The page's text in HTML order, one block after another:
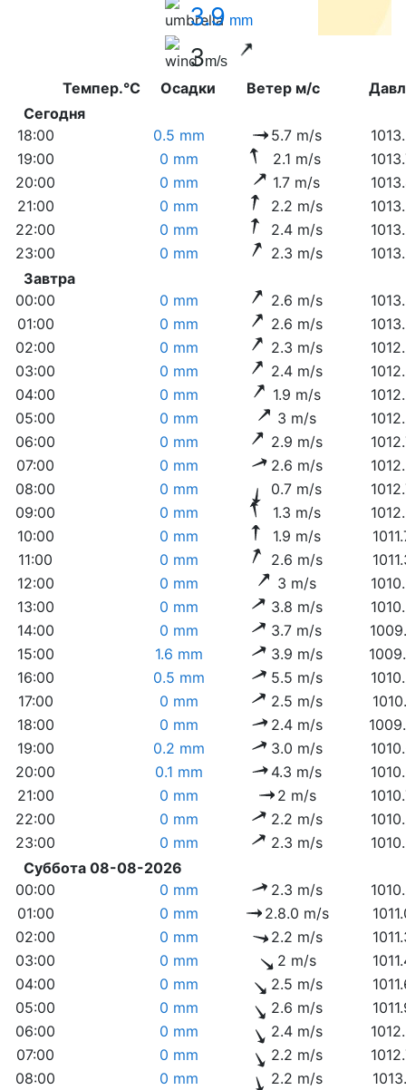
3.9 mm
3m/s
Темпер.°C Осадки Ветер м/с
Сегодня
18:00
0.5 mm 5.7 m/s
19:00
0 mm 2.1 m/s
20:00
0 mm 1.7 m/s
21:00
0 mm 2.2 m/s
22:00
0 mm 2.4 m/s
23:00
0 mm 2.3 m/s
Завтра
00:00
0 mm 2.6 m/s
01:00
0 mm 2.6 m/s
02:00
0 mm 2.3 m/s
03:00
0 mm 2.4 m/s
04:00
0 mm 1.9 m/s
05:00
0 mm 3 m/s
06:00
0 mm 2.9 m/s
07:00
0 mm 2.6 m/s
08:00
0 mm 0.7 m/s
09:00
0 mm 1.3 m/s
10:00
0 mm 1.9 m/s
11:00
0 mm 2.6 m/s
12:00
0 mm 3 m/s
13:00
0 mm 3.8 m/s
14:00
0 mm 3.7 m/s
15:00
1.6 mm 3.9 m/s
16:00
0.5 mm 5.5 m/s
17:00
0 mm 2.5 m/s
18:00
0 mm 2.4 m/s
19:00
0.2 mm 3.0 m/s
20:00
0.1 mm 4.3 m/s
21:00
0 mm 2 m/s
22:00
0 mm 2.2 m/s
23:00
0 mm 2.3 m/s
Суббота 08-08-2026
00:00
0 mm 2.3 m/s
01:00
0 mm 2.8.0 m/s
02:00
0 mm 2.2 m/s
03:00
0 mm 2 m/s
04:00
0 mm 2.5 m/s
05:00
0 mm 2.6 m/s
06:00
0 mm 2.4 m/s
07:00
0 mm 2.2 m/s
08:00
0 mm 2.2 m/s